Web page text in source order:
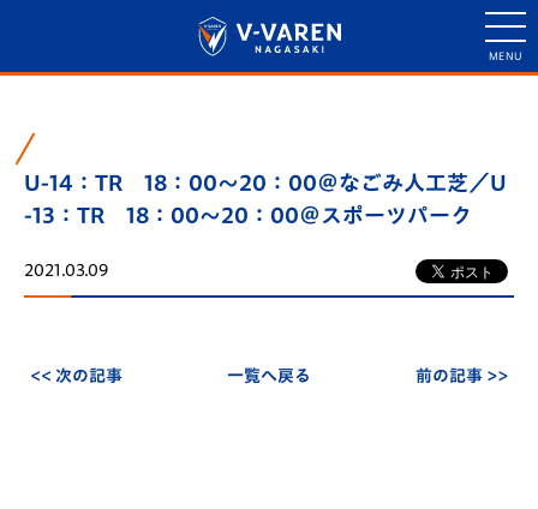
U-14：TR 18：00～20：00＠なごみ人工芝／U
-13：TR 18：00～20：00＠スポーツパーク
2021.03.09
<< 次の記事 一覧へ戻る 前の記事 >>